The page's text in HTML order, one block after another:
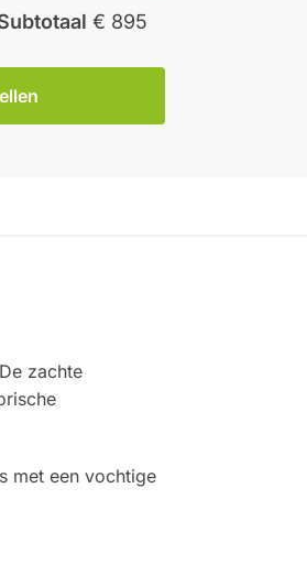
€ 895
zachte
met een vochtige